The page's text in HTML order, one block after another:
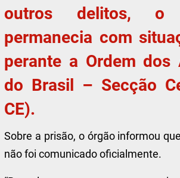
outros delitos, o
permanecia com
perante a Ordem dos
do Brasil – Secção
CE).
Sobre a prisão, o órgão informou
não foi comunicado oficialmente.